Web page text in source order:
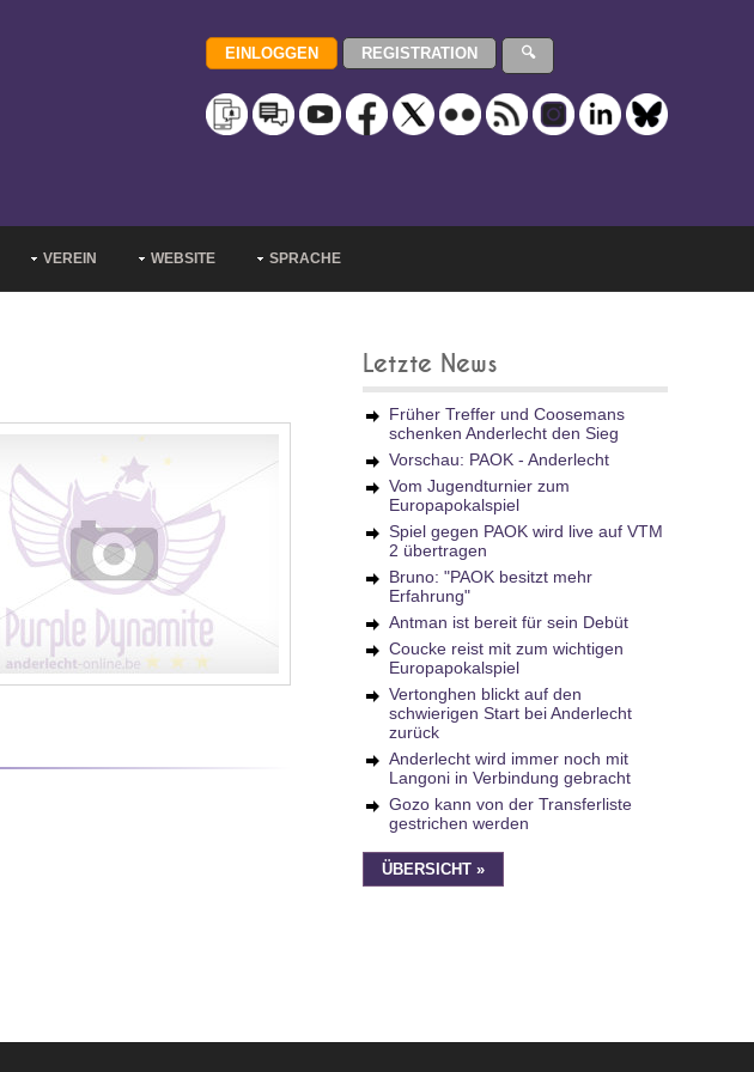
VEREIN WEBSITE SPRACHE
Letzte News
Früher Treffer und Coosemans
schenken Anderlecht den Sieg
Vorschau: PAOK - Anderlecht
Vom Jugendturnier zum
Europapokalspiel
Spiel gegen PAOK wird live auf VTM
2 übertragen
Bruno: "PAOK besitzt mehr
Erfahrung"
Antman ist bereit für sein Debüt
Coucke reist mit zum wichtigen
Europapokalspiel
Vertonghen blickt auf den
schwierigen Start bei Anderlecht
zurück
Anderlecht wird immer noch mit
Langoni in Verbindung gebracht
Gozo kann von der Transferliste
gestrichen werden
ÜBERSICHT »